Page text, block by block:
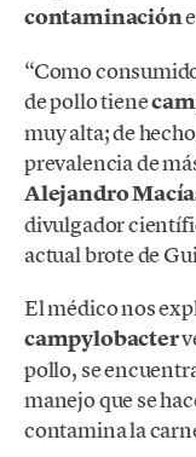
contaminación
“Como
de pollo tiene
muy alta; de
prevalencia de
Alejandro
divulgador
actual brote de
El médico nos
campylobacter
pollo, se
manejo que se
contamina la